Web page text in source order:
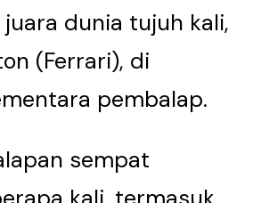
dunia tujuh kali,
(Ferrari), di
pembalap.
sempat